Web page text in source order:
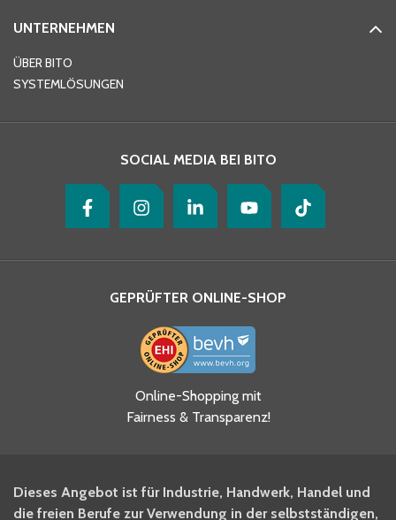
Ja, ich habe die
Datenschutzhinweise gelesen
und akzeptiere diese.
BITO Newsletter Fachwissen
UNTERNEHMEN
ÜBER BITO
SYSTEMLÖSUNGEN
SOCIAL MEDIA BEI BITO
GEPRÜFTER ONLINE-SHOP
Online-Shopping mit
Fairness & Transparenz!
Dieses Angebot ist für Industrie, Handwerk, Handel und
die freien Berufe zur Verwendung in der selbstständigen,